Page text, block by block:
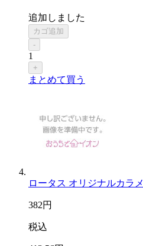
追加しました
カゴ追加
-
1
+
まとめて買う
ロータス オリジナルカラ
382円
税込